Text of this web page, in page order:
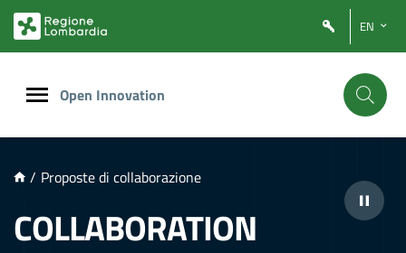
PRINCIPALE
EN
Open Innovation
/ Proposte di collaborazione
COLLABORATION